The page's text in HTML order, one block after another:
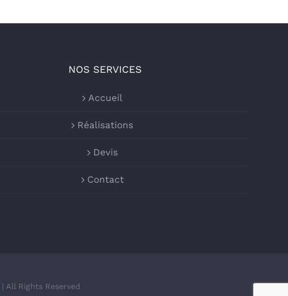
NOS SERVICES
Accueil
Réalisations
Devis
Contact
| All Rights Reserved